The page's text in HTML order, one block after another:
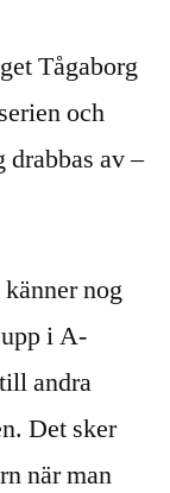
Tågaborg
och
av –
nog
i A-
andra
Det sker
när man